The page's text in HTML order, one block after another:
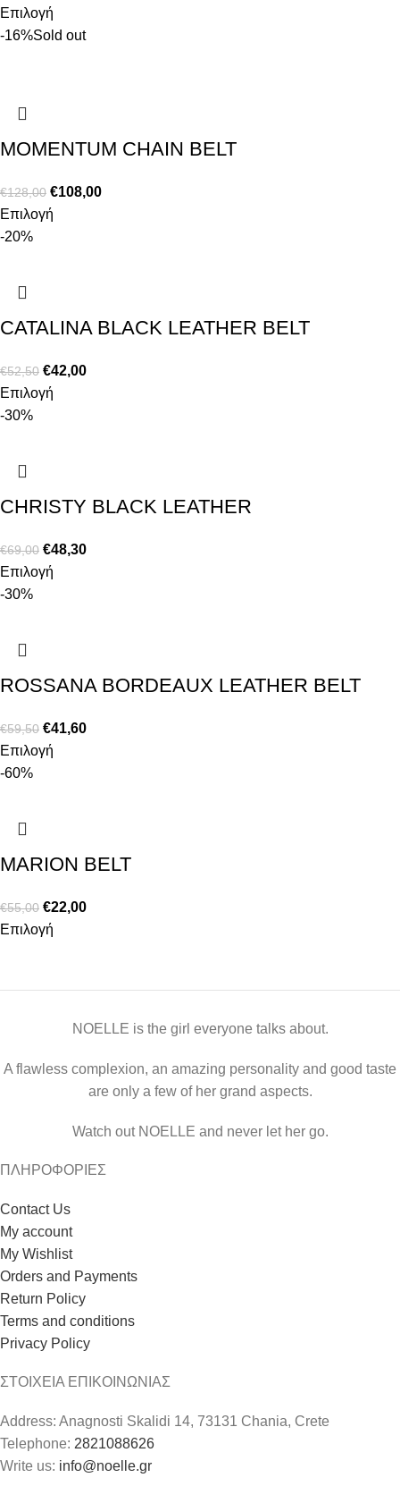
Επιλογή
-16%Sold out
MOMENTUM CHAIN BELT
€128,00 €108,00
Επιλογή
-20%
CATALINA BLACK LEATHER BELT
€52,50 €42,00
Επιλογή
-30%
CHRISTY BLACK LEATHER
€69,00 €48,30
Επιλογή
-30%
ROSSANA BORDEAUX LEATHER BELT
€59,50 €41,60
Επιλογή
-60%
MARION BELT
€55,00 €22,00
Επιλογή
NOELLE is the girl everyone talks about.
A flawless complexion, an amazing personality and good taste
are only a few of her grand aspects.
Watch out NOELLE and never let her go.
ΠΛΗΡΟΦΟΡΙΕΣ
Contact Us
My account
My Wishlist
Orders and Payments
Return Policy
Terms and conditions
Privacy Policy
ΣΤΟΙΧΕΙΑ ΕΠΙΚΟΙΝΩΝΙΑΣ
Address: Anagnosti Skalidi 14, 73131 Chania, Crete
Telephone: 2821088626
Write us: info@noelle.gr